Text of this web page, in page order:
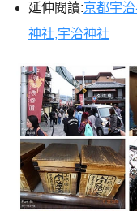
延伸閱讀:京都宇
神社,宇治神社